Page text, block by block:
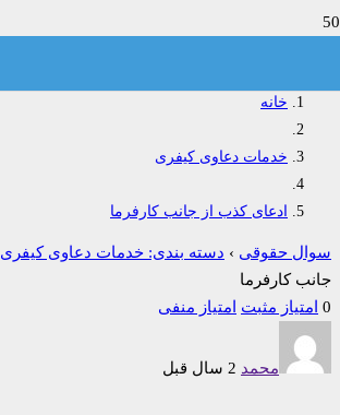
خانه
خدمات دعاوی کیفری
ادعای کذب از جانب کارفرما
سوال حقوقی › دسته بندی: خدمات دعاوی کیفری
جانب کارفرما
0 امتیاز مثبت امتیاز منفی
محمد